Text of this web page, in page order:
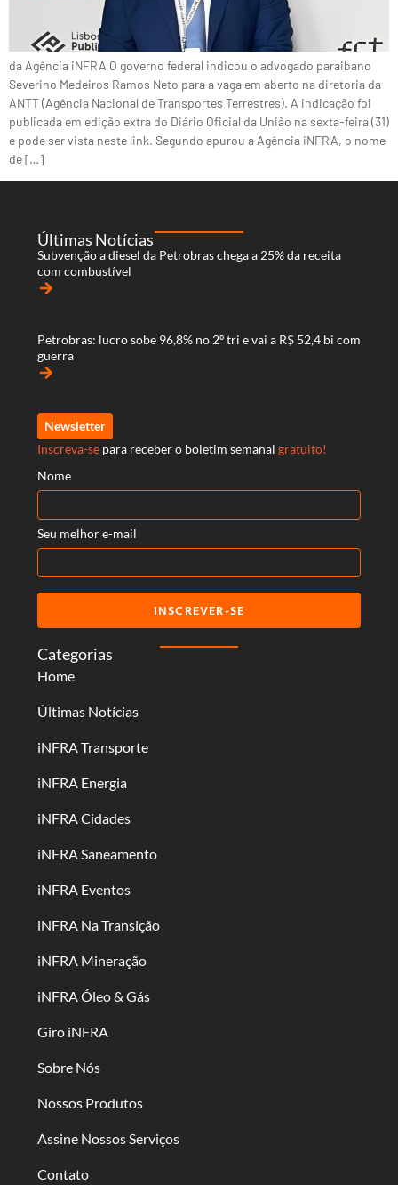
da Agência iNFRA O governo federal indicou o advogado paraibano
Severino Medeiros Ramos Neto para a vaga em aberto na diretoria da
ANTT (Agência Nacional de Transportes Terrestres). A indicação foi
publicada em edição extra do Diário Oficial da União na sexta-feira (31)
e pode ser vista neste link. Segundo apurou a Agência iNFRA, o nome
de […]
Categorias
Home
Últimas Notícias
iNFRA Transporte
iNFRA Energia
iNFRA Cidades
iNFRA Saneamento
iNFRA Eventos
iNFRA Na Transição
iNFRA Mineração
iNFRA Óleo & Gás
Giro iNFRA
Sobre Nós
Nossos Produtos
Assine Nossos Serviços
Contato
Últimas Notícias
Subvenção a diesel da Petrobras chega a 25% da receita
com combustível
arrow_forward
Petrobras: lucro sobe 96,8% no 2º tri e vai a R$ 52,4 bi com
guerra
arrow_forward
Newsletter
Inscreva-se para receber o boletim semanal gratuito!
Nome
Seu melhor e-mail
INSCREVER-SE